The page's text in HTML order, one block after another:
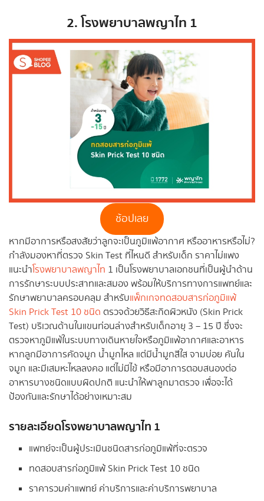
2. โรงพยาบาลพญาไท 1
ช้อปเลย
หากมีอาการหรือสงสัยว่าลูกจะเป็นภูมิแพ้อากาศ หรืออาหารหรือไม่?
กำลังมองหาที่ตรวจ Skin Test ที่ไหนดี สำหรับเด็ก ราคาไม่แพง
แนะนำโรงพยาบาลพญาไท 1 เป็นโรงพยาบาลเอกชนที่เป็นผู้นำด้าน
การรักษาระบบประสาทและสมอง พร้อมให้บริการทางการแพทย์และ
รักษาพยาบาลครอบคลุม สำหรับแพ็กเกจทดสอบสารก่อภูมิแพ้
Skin Prick Test 10 ชนิด ตรวจด้วยวิธีสะกิดผิวหนัง (Skin Prick
Test) บริเวณด้านในแขนท่อนล่างสำหรับเด็กอายุ 3 – 15 ปี ซึ่งจะ
ตรวจหาภูมิแพ้ในระบบทางเดินหายใจหรือภูมิแพ้อากาศและอาหาร
หากลูกมีอาการคัดจมูก น้ำมูกไหล แต่มีน้ำมูกสีใส จามบ่อย คันใน
จมูก และมีเสมหะไหลลงคอ แต่ไม่มีไข้ หรือมีอาการตอบสนองต่อ
อาหารบางชนิดแบบผิดปกติ แนะนำให้พาลูกมาตรวจ เพื่อจะได้
ป้องกันและรักษาได้อย่างเหมาะสม
รายละเอียดโรงพยาบาลพญาไท 1
แพทย์จะเป็นผู้ประเมินชนิดสารก่อภูมิแพ้ที่จะตรวจ
ทดสอบสารก่อภูมิแพ้ Skin Prick Test 10 ชนิด
ราคารวมค่าแพทย์ ค่าบริการและค่าบริการพยาบาล